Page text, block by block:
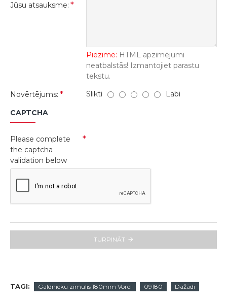
Jūsu atsauksme:
Piezīme: HTML apzīmējumi
neatbalstās! Izmantojiet parastu
tekstu.
Novērtējums:
Slikti Labi
CAPTCHA
Please complete
the captcha
validation below
TURPINĀT
TAGI: Galdnieku zīmulis 180mm Vorel 09180 Dažādi